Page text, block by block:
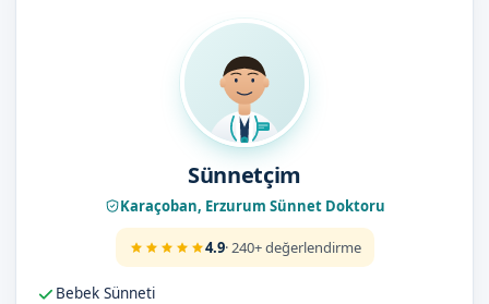
Sünnetçim
Karaçoban, Erzurum Sünnet Doktoru
4.9· 240+ değerlendirme
Bebek Sünneti